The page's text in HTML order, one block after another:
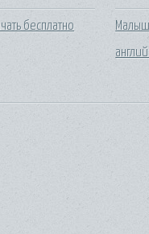
бесплатно